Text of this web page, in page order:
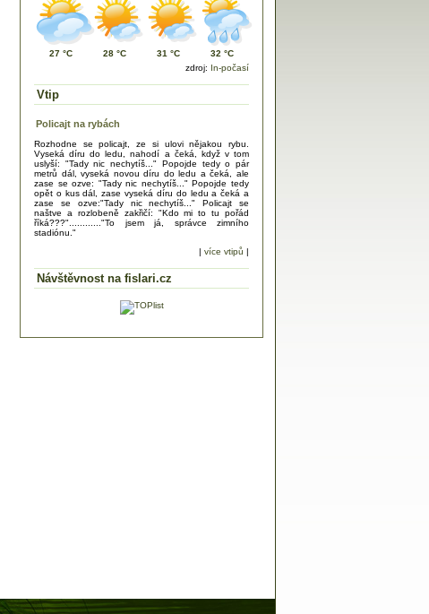
27 °C 28 °C 31 °C
32 °C
zdroj: In-počasí
Vtip
Policajt na rybách
Rozhodne se policajt, ze si ulovi nějakou rybu.
Vyseká díru do ledu, nahodí a čeká, když v tom
uslyší: "Tady nic nechytíš..." Popojde tedy o pár
metrů dál, vyseká novou díru do ledu a čeká, ale
zase se ozve: "Tady nic nechytíš..." Popojde tedy
opět o kus dál, zase vyseká díru do ledu a čeká a
zase se ozve:"Tady nic nechytíš..." Policajt se
naštve a rozlobeně zakřičí: "Kdo mi to tu pořád
říká???"............"To jsem já, správce zimního
stadiónu."
| více vtipů |
Návštěvnost na fislari.cz